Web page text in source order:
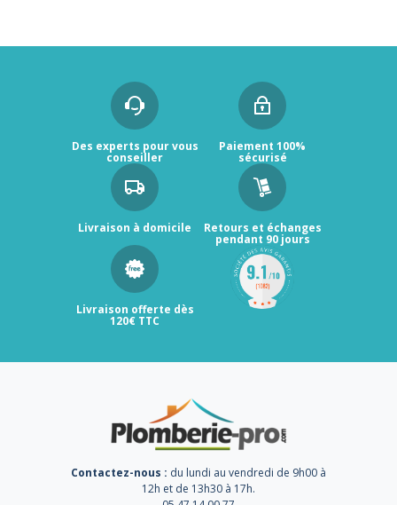
Des experts pour vous
conseiller
Paiement 100%
sécurisé
Livraison à domicile Retours et échanges
pendant 90 jours
Livraison offerte dès
120€ TTC
Contactez-nous : du lundi au vendredi de 9h00 à
12h et de 13h30 à 17h.